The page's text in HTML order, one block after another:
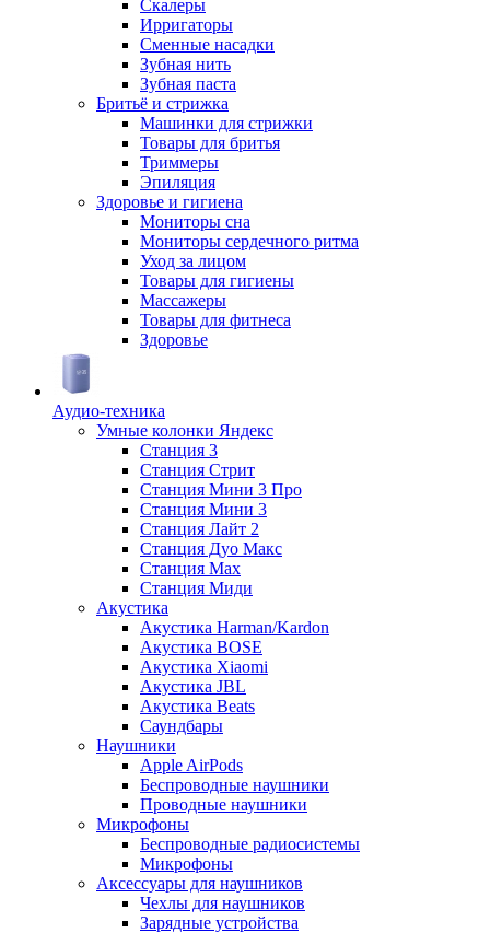
Скалеры
Ирригаторы
Сменные насадки
Зубная нить
Зубная паста
Бритьё и стрижка
Машинки для стрижки
Товары для бритья
Триммеры
Эпиляция
Здоровье и гигиена
Мониторы сна
Мониторы сердечного ритма
Уход за лицом
Товары для гигиены
Массажеры
Товары для фитнеса
Здоровье
Аудио-техника
Умные колонки Яндекс
Станция 3
Станция Стрит
Станция Мини 3 Про
Станция Мини 3
Станция Лайт 2
Станция Дуо Макс
Станция Max
Станция Миди
Акустика
Акустика Harman/Kardon
Акустика BOSE
Акустика Xiaomi
Акустика JBL
Акустика Beats
Саундбары
Наушники
Apple AirPods
Беспроводные наушники
Проводные наушники
Микрофоны
Беспроводные радиосистемы
Микрофоны
Аксессуары для наушников
Чехлы для наушников
Зарядные устройства